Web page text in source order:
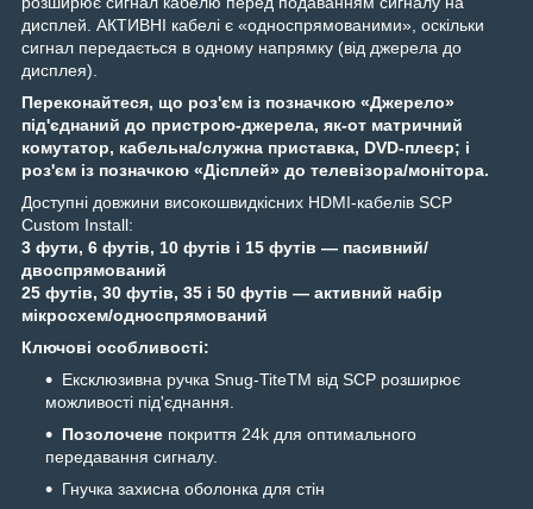
дисплей. АКТИВНІ кабелі є «односпрямованими», оскільки
сигнал передається в одному напрямку (від джерела до
дисплея).
Переконайтеся, що роз'єм із позначкою «Джерело»
під'єднаний до пристрою-джерела, як-от матричний
комутатор, кабельна/служна приставка, DVD-плеєр; і
роз'єм із позначкою «Дісплей» до телевізора/монітора.
Доступні довжини високошвидкісних HDMI-кабелів SCP
Custom Install:
3 фути, 6 футів, 10 футів і 15 футів — пасивний/
двоспрямований
25 футів, 30 футів, 35 і 50 футів — активний набір
мікросхем/односпрямований
Ключові особливості:
Ексклюзивна ручка Snug-TiteTM від SCP розширює
можливості під'єднання.
Позолочене покриття 24k для оптимального
передавання сигналу.
Гнучка захисна оболонка для стін